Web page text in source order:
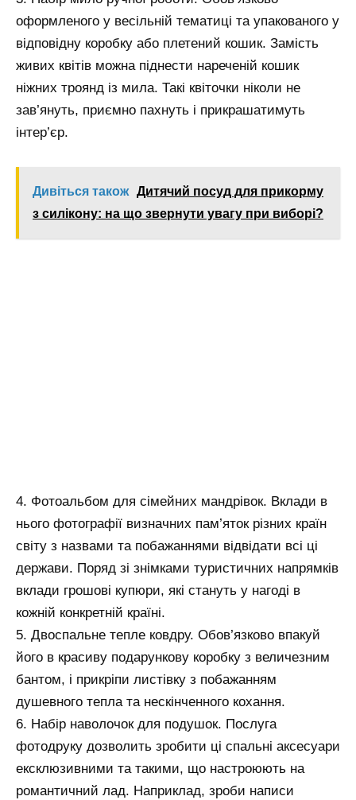
оформленого у весільній тематиці та упакованого у
відповідну коробку або плетений кошик. Замість
живих квітів можна піднести нареченій кошик
ніжних троянд із мила. Такі квіточки ніколи не
зав’януть, приємно пахнуть і прикрашатимуть
інтер’єр.
Дивіться також Дитячий посуд для прикорму
з силікону: на що звернути увагу при виборі?
4. Фотоальбом для сімейних мандрівок. Вклади в
нього фотографії визначних пам’яток різних країн
світу з назвами та побажаннями відвідати всі ці
держави. Поряд зі знімками туристичних напрямків
вклади грошові купюри, які стануть у нагоді в
кожній конкретній країні.
5. Двоспальне тепле ковдру. Обов’язково впакуй
його в красиву подарункову коробку з величезним
бантом, і прикріпи листівку з побажанням
душевного тепла та нескінченного кохання.
6. Набір наволочок для подушок. Послуга
фотодруку дозволить зробити ці спальні аксесуари
ексклюзивними та такими, що настроюють на
романтичний лад. Наприклад, зроби написи